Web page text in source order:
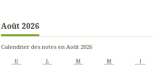
Août 2026
Calendrier des notes en Août 2026
D L M M J